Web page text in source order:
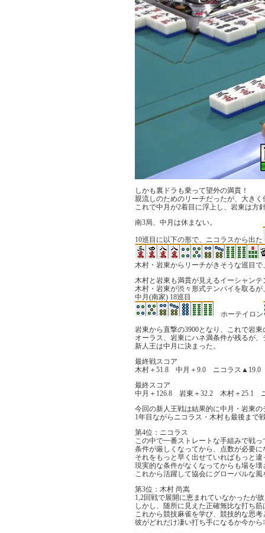
しかも裏ドラも乗って望外の満貫！
親流しのためのリーチだったが、大き
これで中月が2着目に浮上し、岩東は方
南3局、中月は休まない。
10巡目に以下の形で、ニコラスから出た
木村・岩東からリーチがきそうな巡目
木村と岩東も満貫が見えるイーシャン
木村・岩東が渋々形式テンパイを取る
中月(南家) 18巡目
ホーテイロン
岩東から直撃の3900となり、これで岩
オーラス、岩東にハネ満条件が残るが
新人王は中月に決まった。
最終戦スコア
木村＋51.8 中月＋9.0 ニコラス
最終スコア
中月＋126.8 岩東＋32.2 木村＋25.1
今回の新人王戦は結果的に中月・岩東
1年目ながらニコラス・木村も最後まで
第4位：ニコラス
この中で一番ストレートな手組みで戦っ
条件が厳しくなってから、点数が必要
それをもっと早く出せていればもっと
現実的な条件がなくなってからも場を
これから活躍して協会にグローバルな
第3位：木村 尚嵩
1,2回戦で展開に恵まれていなかったが
しかし、随所に見えた正確無比な打ち
これから競技麻雀を学び、競技的な思
彼がどれだけ凄い打ち手になるか今から